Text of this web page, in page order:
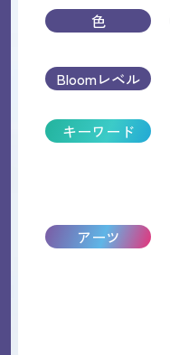
色
Bloomレベル
キーワード
アーツ